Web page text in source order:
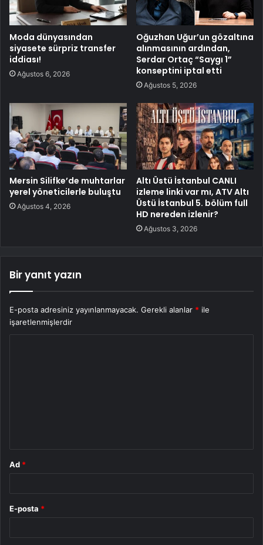
Moda dünyasından
siyasete sürpriz transfer
iddiası!
Ağustos 6, 2026
Oğuzhan Uğur’un gözaltına
alınmasının ardından,
Serdar Ortaç “Saygı 1”
konseptini iptal etti
Ağustos 5, 2026
Mersin Silifke’de muhtarlar
yerel yöneticilerle buluştu
Ağustos 4, 2026
Altı Üstü İstanbul CANLI
izleme linki var mı, ATV Altı
Üstü İstanbul 5. bölüm full
HD nereden izlenir?
Ağustos 3, 2026
Bir yanıt yazın
E-posta adresiniz yayınlanmayacak. Gerekli alanlar * ile
işaretlenmişlerdir
Ad *
E-posta *